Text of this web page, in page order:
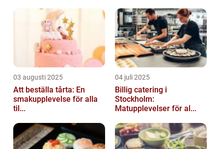
03 augusti 2025
Att beställa tårta: En
smakupplevelse för alla
til...
04 juli 2025
Billig catering i
Stockholm:
Matupplevelser för al...